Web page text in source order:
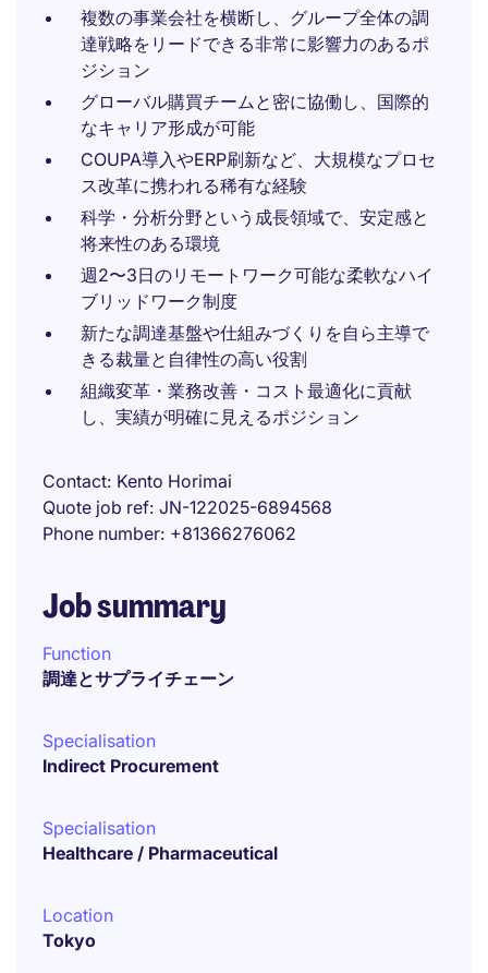
複数の事業会社を横断し、グループ全体の調
達戦略をリードできる非常に影響力のあるポ
ジション
グローバル購買チームと密に協働し、国際的
なキャリア形成が可能
COUPA導入やERP刷新など、大規模なプロセ
ス改革に携われる稀有な経験
科学・分析分野という成長領域で、安定感と
将来性のある環境
週2〜3日のリモートワーク可能な柔軟なハイ
ブリッドワーク制度
新たな調達基盤や仕組みづくりを自ら主導で
きる裁量と自律性の高い役割
組織変革・業務改善・コスト最適化に貢献
し、実績が明確に見えるポジション
Contact Kento Horimai
Quote job ref JN-122025-6894568
Phone number +81366276062
Job summary
Function
調達とサプライチェーン
Specialisation
Indirect Procurement
Specialisation
Healthcare / Pharmaceutical
Location
Tokyo